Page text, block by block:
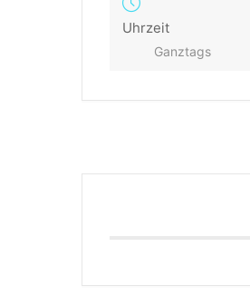
Uhrzeit
Ganztags